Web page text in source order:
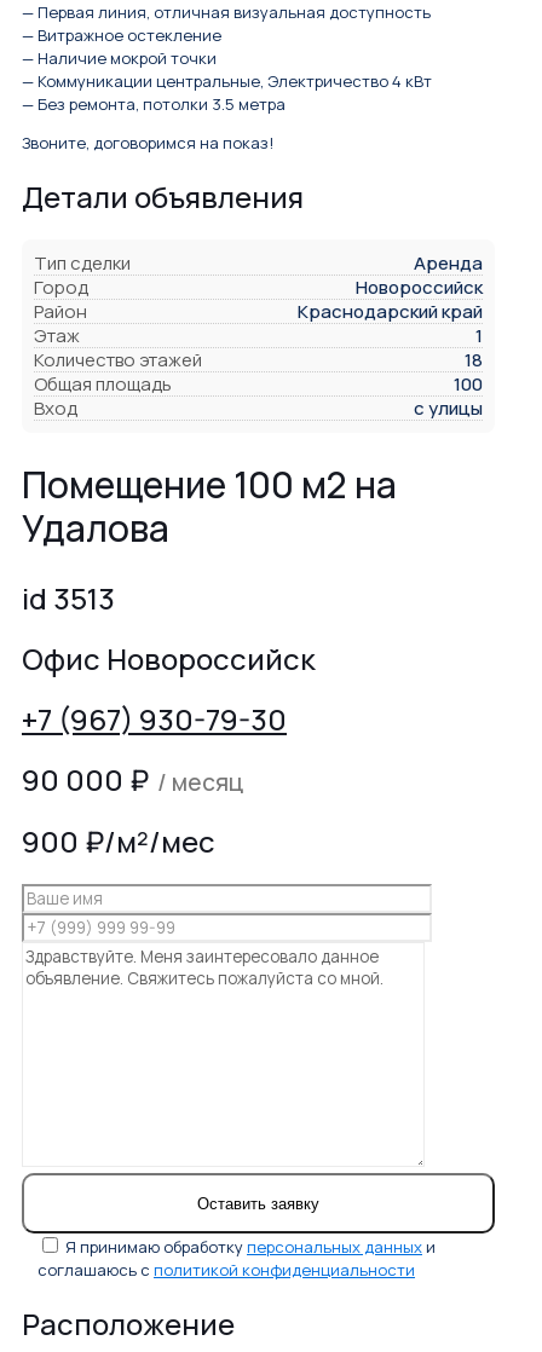
— Первая линия, отличная визуальная доступность
— Витражное остекление
— Наличие мокрой точки
— Коммуникации центральные, Электричество 4 кВт
— Без ремонта, потолки 3.5 метра
Звоните, договоримся на показ!
Детали объявления
Тип сделки
Аренда
Город
Новороссийск
Район
Краснодарский край
Этаж
1
Количество этажей
18
Общая площадь
100
Вход
с улицы
Помещение 100 м2 на
Удалова
id 3513
Офис Новороссийск
+7 (967) 930-79-30
90 000 ₽ / месяц
900 ₽/м²/мес
Я принимаю обработкуперсональных данных и
соглашаюсь с политикой конфиденциальности
Расположение